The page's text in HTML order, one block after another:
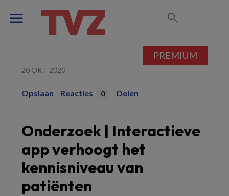
20 OKT 2020
Opslaan Reacties 0 Delen
Onderzoek | Interactieve
app verhoogt het
kennisniveau van
patiënten
PREMIUM